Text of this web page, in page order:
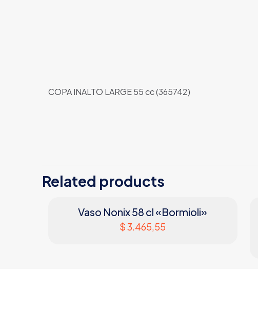
COPA INALTO LARGE 55 cc (365742)
Related products
Vaso Nonix 58 cl «Bormioli»
$3.465,55